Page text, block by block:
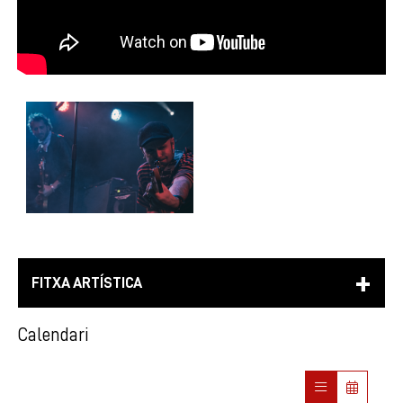
FITXA ARTÍSTICA
Calendari